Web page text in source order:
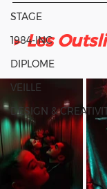
STAGE
1984-INC
DIPLOME
VEILLE
DESIGN &
▶ Les